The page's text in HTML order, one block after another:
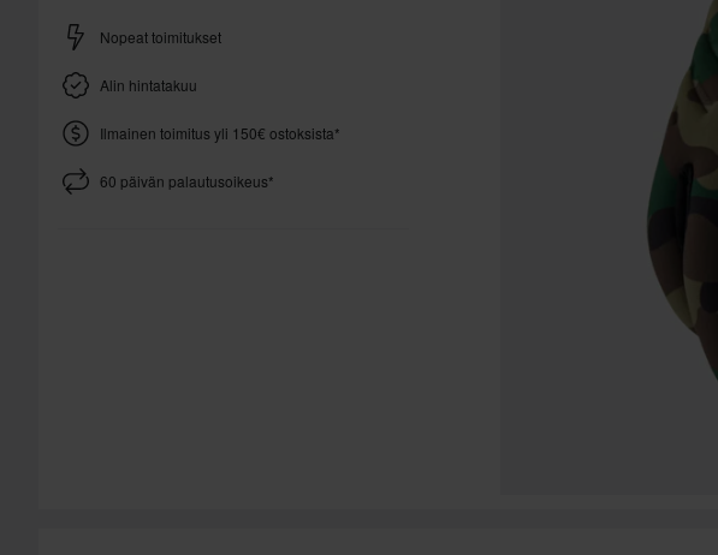
Nopeat toimitukset
Alin hintatakuu
Ilmainen toimitus yli 150€ ostoksista*
60 päivän palautusoikeus*